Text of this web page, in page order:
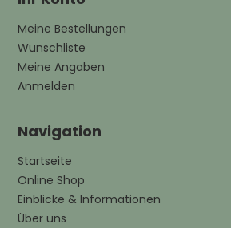
Meine Bestellungen
Wunschliste
Meine Angaben
Anmelden
Navigation
Startseite
Online Shop
Einblicke & Informationen
Über uns